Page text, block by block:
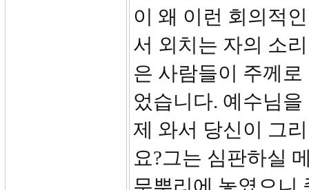
이 왜 이런 회의적
서 외치는 자의 소
은 사람들이 주께
었습니다. 예수님
제 와서 당신이 그
요?그는 심판하실